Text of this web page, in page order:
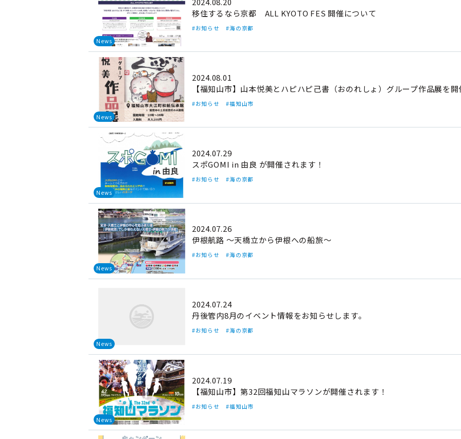
News
移住するなら京都 ALL KYOTO FES 開催について
#お知らせ #海の京都
2024.08.01
News
【福知山市】山本悦美とハピハピ己書（おのれしょ）グループ作品展を
#お知らせ #福知山市
2024.07.29
News
スポGOMI in 由良 が開催されます！
#お知らせ #海の京都
2024.07.26
News
伊根航路 ～天橋立から伊根への船旅～
#お知らせ #海の京都
2024.07.24
News
丹後管内8月のイベント情報をお知らせします。
#お知らせ #海の京都
2024.07.19
News
【福知山市】第32回福知山マラソンが開催されます！
#お知らせ #福知山市